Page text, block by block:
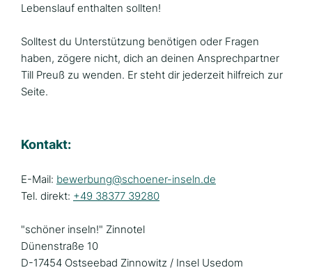
Lebenslauf enthalten sollten!
Solltest du Unterstützung benötigen oder Fragen
haben, zögere nicht, dich an deinen Ansprechpartner
Till Preuß zu wenden. Er steht dir jederzeit hilfreich zur
Seite.
Kontakt:
E-Mail: bewerbung@schoener-inseln.de
Tel. direkt: +49 38377 39280
"schöner inseln!" Zinnotel
Dünenstraße 10
D-17454 Ostseebad Zinnowitz / Insel Usedom